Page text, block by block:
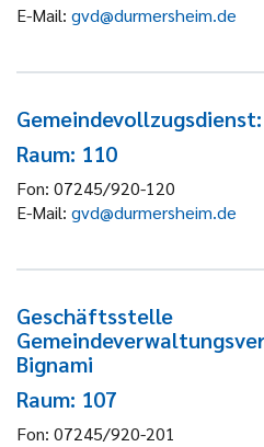
E-Mail: gvd@durmersheim.de
Raum: 110
Fon: 07245/920-120
E-Mail: gvd@durmersheim.de
Geschäftsstelle
Bignami
Raum: 107
Fon: 07245/920-201